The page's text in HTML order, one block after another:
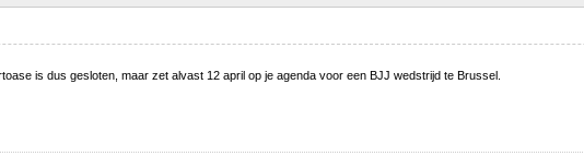
is dus gesloten, maar zet alvast 12 april op je agenda voor een BJJ wedstrijd te Brussel.